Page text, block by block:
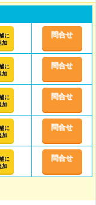
に
加
問合せ
に
加
問合せ
に
加
問合せ
に
加
問合せ
に
加
問合せ